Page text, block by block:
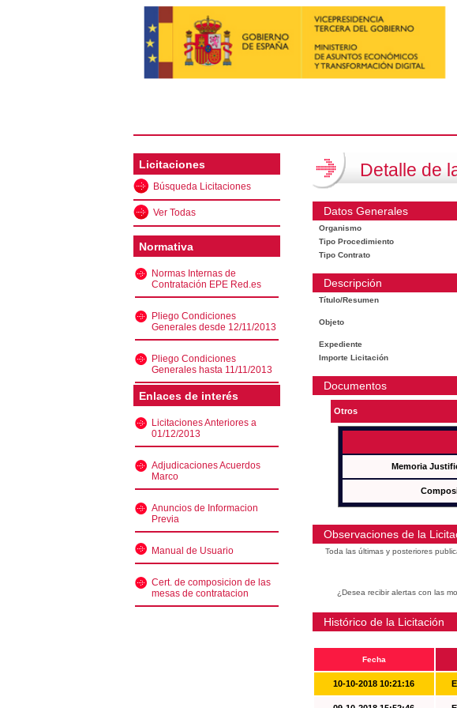
Licitaciones
Búsqueda Licitaciones
Ver Todas
Normativa
Normas Internas de
Contratación EPE Red.es
Pliego Condiciones
Generales desde 12/11/2013
Pliego Condiciones
Generales hasta 11/11/2013
Enlaces de interés
Licitaciones Anteriores a
01/12/2013
Adjudicaciones Acuerdos
Marco
Anuncios de Informacion
Previa
Manual de Usuario
Cert. de composicion de las
mesas de contratacion
Detalle de
Datos Generales
Organismo
Tipo Procedimiento
Tipo Contrato
Descripción
Título/Resumen
Objeto
Expediente
Importe Licitación
Documentos
Otros
Memoria
Observaciones de la
Toda las últimas y posteriores
¿Desea recibir alertas con las
Histórico de la Licitación
Fecha
10-10-2018 10:21:16